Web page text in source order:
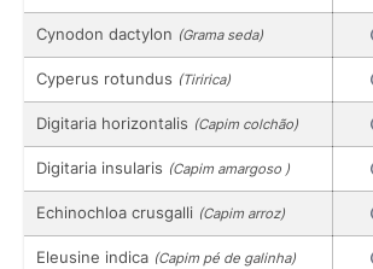
Cynodon dactylon (Grama seda)
Cyperus rotundus (Tiririca)
Digitaria horizontalis (Capim colchão)
Digitaria insularis (Capim amargoso )
Echinochloa crusgalli (Capim arroz)
Eleusine indica (Capim pé de galinha)